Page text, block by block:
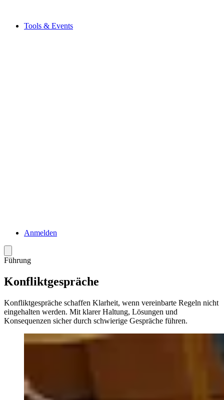
Tools & Events
Anmelden
Führung
Konfliktgespräche
Konfliktgespräche schaffen Klarheit, wenn vereinbarte Regeln nicht
eingehalten werden. Mit klarer Haltung, Lösungen und
Konsequenzen sicher durch schwierige Gespräche führen.